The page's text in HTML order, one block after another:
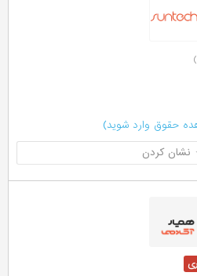
حقوق وارد شوید)
نشان کردن